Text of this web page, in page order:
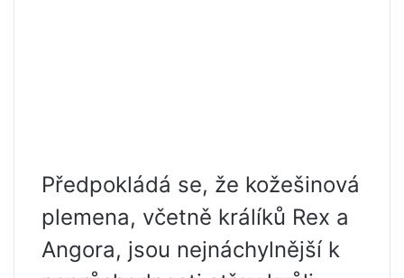
Předpokládá se, že kožešinová
plemena, včetně králíků Rex a
Angora, jsou nejnáchylnější k